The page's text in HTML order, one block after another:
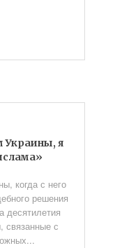
Украины, я
когда с него
решения
десятилетия
связанные с